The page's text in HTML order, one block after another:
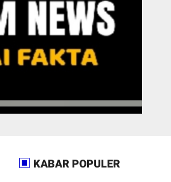
KABAR POPULER